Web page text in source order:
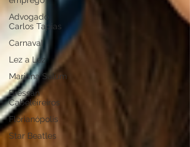
Advogado
Carlos Tapias
Carnaval
Lez a Lez
Mariana Salum
Bressan
Cabeleireiros
Florianópolis
Star Beatles